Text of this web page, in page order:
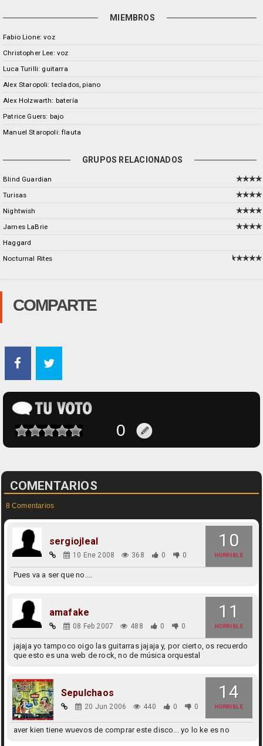
MIEMBROS
Fabio Lione: voz
Christopher Lee: voz
Luca Turilli: guitarra
Alex Staropoli: teclados, piano
Alex Holzwarth: batería
Patrice Guers: bajo
Manuel Staropoli: flauta
GRUPOS RELACIONADOS
Blind Guardian
Turisas
Nightwish
James LaBrie
Haggard
Nocturnal Rites
COMPARTE
COMENTARIOS
8 Comentarios
10
HORRIBLE
sergiojleal
10 Ene 2008 368 0 0
Pues va a ser que no....
11
HORRIBLE
amafake
08 Feb 2007 488 0 0
jajaja yo tampoco oigo las guitarras jajaja y, por cierto, os recuerdo
que esto es una web de rock, no de música orquestal
14
HORRIBLE
Sepulchaos
20 Jun 2006 440 0 0
aver kien tiene wuevos de comprar este disco... yo lo ke es no